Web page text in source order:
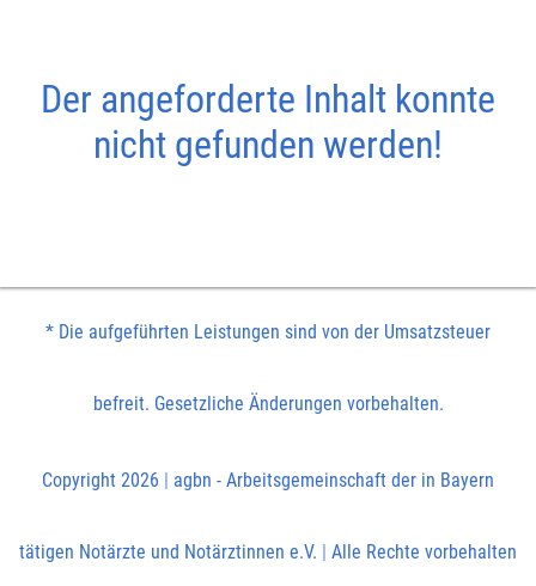
Der angeforderte Inhalt konnte
nicht gefunden werden!
* Die aufgeführten Leistungen sind von der Umsatzsteuer
befreit. Gesetzliche Änderungen vorbehalten.
Copyright 2026 | agbn - Arbeitsgemeinschaft der in Bayern
tätigen Notärzte und Notärztinnen e.V. | Alle Rechte vorbehalten